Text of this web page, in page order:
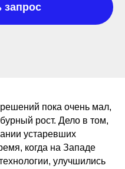
запрос
пока очень мал,
рост. Дело в том,
устаревших
когда на Западе
улучшились